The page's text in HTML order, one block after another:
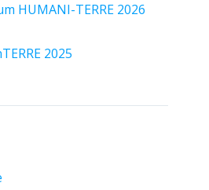
HUMANI-TERRE 2026
2025